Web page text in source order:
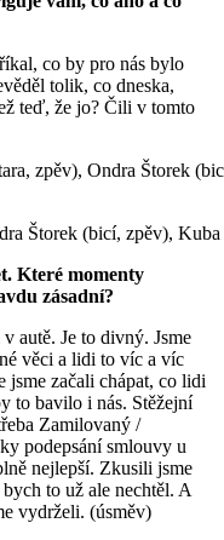
co by pro nás bylo
tolik, co dneska,
teď, že jo? Čili v tomto
Štorek (bicí, zpěv),
Které momenty
zásadní?
autě. Je to divný. Jsme
věci a lidi to víc a víc
jsme začali chápat, co lidi
to bavilo i nás. Stěžejní
Zamilovaný /
podepsání smlouvy u
nejlepší. Zkusili jsme
to už ale nechtěl. A
vydrželi. (úsměv)